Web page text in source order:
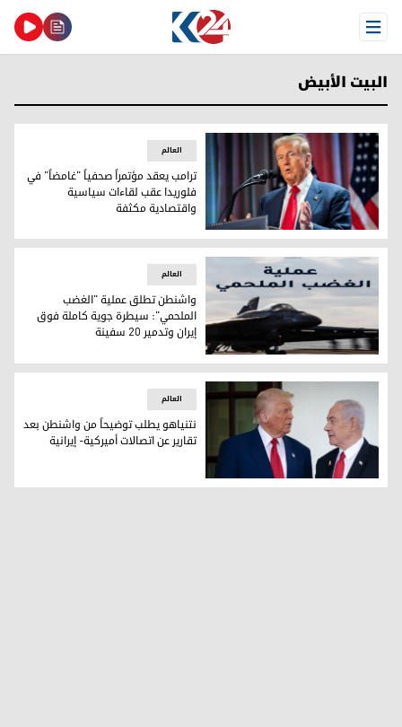
Open Menu
البيت الأبيض
ترامب يعقد مؤتمراً صحفياً "غامضاً" في فلوريدا عقب لقاءات
العالم
ترامب يعقد مؤتمراً صحفياً "غامضاً" في
فلوريدا عقب لقاءات سياسية
واقتصادية مكثفة
واشنطن تطلق عملية "الغضب الملحمي": سيطرة جوية كاملة فوق
العالم
واشنطن تطلق عملية "الغضب
الملحمي": سيطرة جوية كاملة فوق
إيران وتدمير 20 سفينة
نتنياهو يطلب توضيحاً من واشنطن بعد تقارير عن اتصالات
العالم
نتنياهو يطلب توضيحاً من واشنطن بعد
تقارير عن اتصالات أميركية- إيرانية